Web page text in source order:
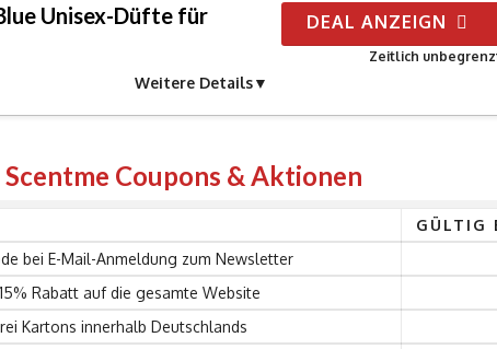
Unisex-Düfte für
Weitere Details
DEAL ANZEIGN
Zeitlich
Coupons & Aktionen
GÜLTIG
bei E-Mail-Anmeldung zum Newsletter
Rabatt auf die gesamte Website
Kartons innerhalb Deutschlands